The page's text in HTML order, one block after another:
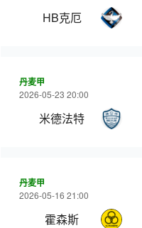
HB克厄
丹麦甲
2026-05-23 20:00
米德法特
丹麦甲
2026-05-16 21:00
霍森斯